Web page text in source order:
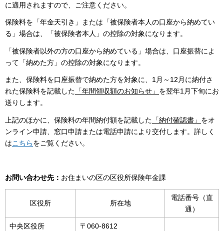
に適用されますので、ご注意ください。
保険料を「年金天引き」または「被保険者本人の口座から納めてい
る」場合は、「被保険者本人」の控除の対象になります。
「被保険者以外の方の口座から納めている」場合は、口座振替によ
って「納めた方」の控除の対象になります。
また、保険料を口座振替で納めた方を対象に、1月～12月に納付さ
れた保険料を記載した 「年間領収額のお知らせ」 を翌年1月下旬にお
送りします。
上記のほかに、保険料の年間納付額を記載した 「納付確認書」 をオ
ンライン申請、窓口申請または電話申請により交付します。詳しく
はこちらをご覧ください。
お問い合わせ先： お住まいの区の区役所保険年金課
区役所 所在地
電話番号（直
通）
中央区役所
〒060-8612